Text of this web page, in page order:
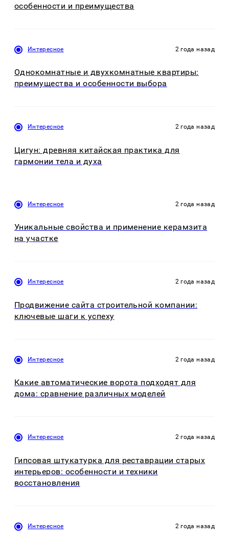
особенности и преимущества
Интересное 2 года назад
Однокомнатные и двухкомнатные квартиры:
преимущества и особенности выбора
Интересное 2 года назад
Цигун: древняя китайская практика для
гармонии тела и духа
Интересное 2 года назад
Уникальные свойства и применение керамзита
на участке
Интересное 2 года назад
Продвижение сайта строительной компании:
ключевые шаги к успеху
Интересное 2 года назад
Какие автоматические ворота подходят для
дома: сравнение различных моделей
Интересное 2 года назад
Гипсовая штукатурка для реставрации старых
интерьеров: особенности и техники
восстановления
Интересное 2 года назад